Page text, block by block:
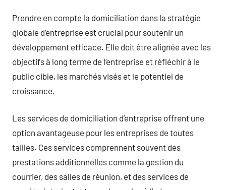
Prendre en compte la domiciliation dans la stratégie
globale d’entreprise est crucial pour soutenir un
développement efficace. Elle doit être alignée avec les
objectifs à long terme de l’entreprise et réfléchir à le
public cible, les marchés visés et le potentiel de
croissance.
Les services de domiciliation d’entreprise offrent une
option avantageuse pour les entreprises de toutes
tailles. Ces services comprennent souvent des
prestations additionnelles comme la gestion du
courrier, des salles de réunion, et des services de